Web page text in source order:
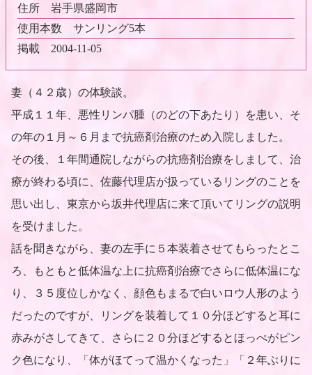
住所
岩手県盛岡市
使用本数
サンリング5本
掲載
2004-11-05
妻（４２歳）の体験談。
平成１１年、悪性リンパ腫（のどの下あたり）を患い、そ
の年の１月～６月まで抗癌剤治療のため入院しました。
その後、１年間通院しながらの抗癌剤治療をしまして、治
療が終わる頃に、佐藤代理店が扱っているリングのことを
思い出し、東京から坂井代理店に来て頂いてリングの説明
を受けました。
話を聞きながら、妻の左手に５本装着させてもらったとこ
ろ、もともと低体温な上に抗癌剤治療でさらに低体温にな
り、３５度位しかなく、顔色もまるで白いロウ人形のよう
だったのですが、リングを装着して１０分ほどすると耳に
赤みがさしてきて、さらに２０分ほどするとほっぺがピン
ク色になり、「体がほてって温かくなった」「２年ぶりに